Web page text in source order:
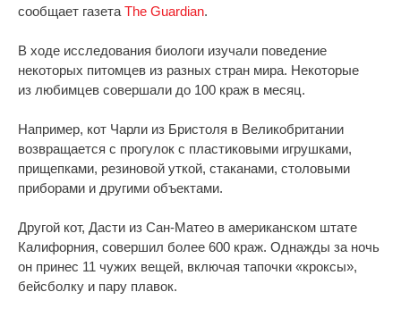
сообщает газета The Guardian.
В ходе исследования биологи изучали поведение
некоторых питомцев из разных стран мира. Некоторые
из любимцев совершали до 100 краж в месяц.
Например, кот Чарли из Бристоля в Великобритании
возвращается с прогулок с пластиковыми игрушками,
прищепками, резиновой уткой, стаканами, столовыми
приборами и другими объектами.
Другой кот, Дасти из Сан-Матео в американском штате
Калифорния, совершил более 600 краж. Однажды за ночь
он принес 11 чужих вещей, включая тапочки «кроксы»,
бейсболку и пару плавок.